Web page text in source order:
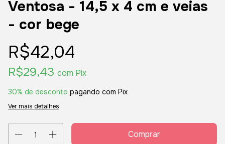
Ventosa - 14,5 x 4 cm e veias
- cor bege
R$42,04
R$29,43 com Pix
30% de desconto pagando com Pix
Ver mais detalhes